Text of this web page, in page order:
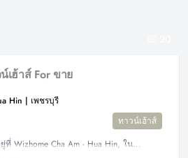
เฮ้าส์ For ขาย
Hin | เพชรบุรี
ทาวน์เฮ้าส์
Wizhome Cha Am - Hua Hin, ใน...